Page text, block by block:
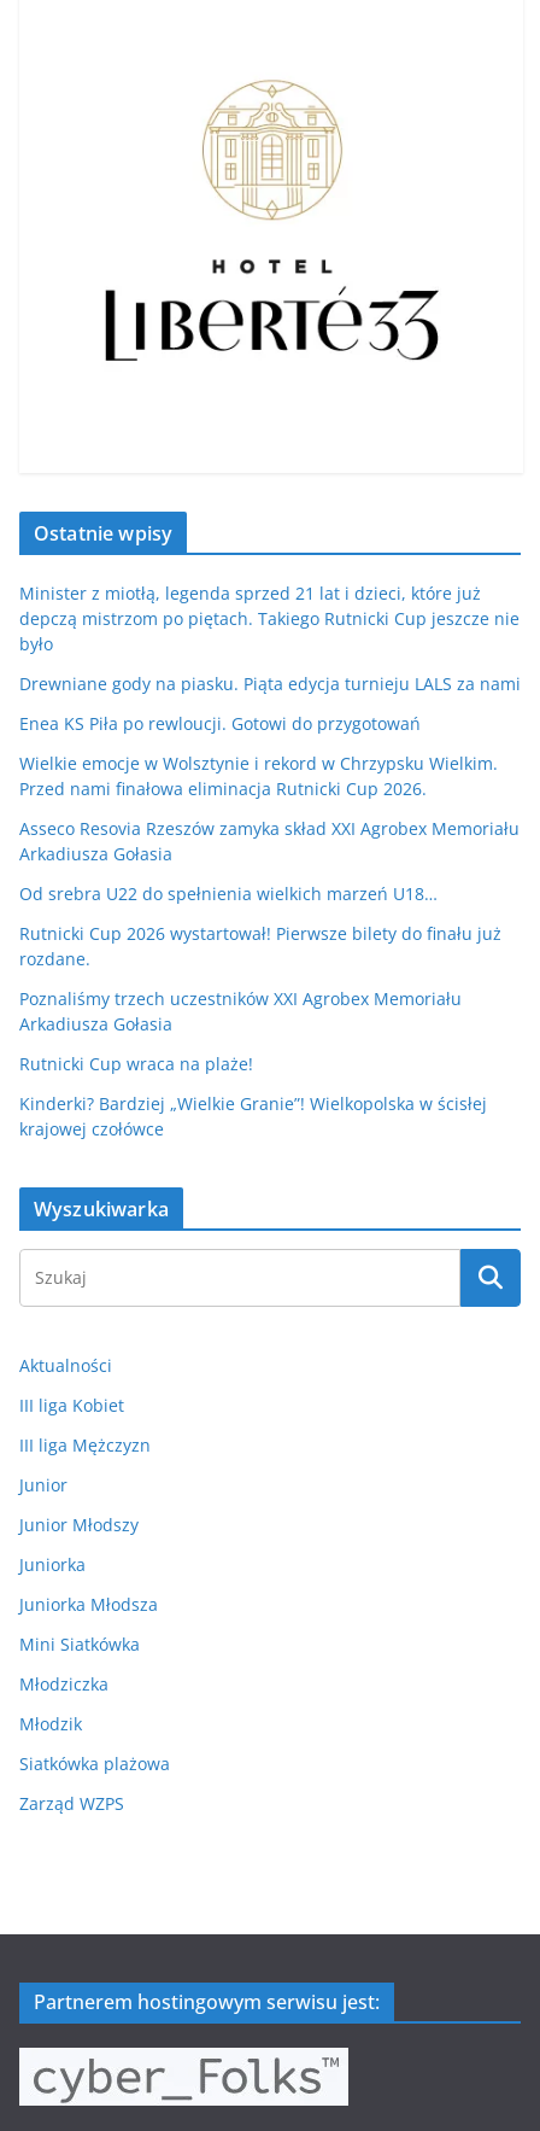
Ostatnie wpisy
Minister z miotłą, legenda sprzed 21 lat i dzieci, które już
depczą mistrzom po piętach. Takiego Rutnicki Cup jeszcze nie
było
Drewniane gody na piasku. Piąta edycja turnieju LALS za nami
Enea KS Piła po rewloucji. Gotowi do przygotowań
Wielkie emocje w Wolsztynie i rekord w Chrzypsku Wielkim.
Przed nami finałowa eliminacja Rutnicki Cup 2026.
Asseco Resovia Rzeszów zamyka skład XXI Agrobex Memoriału
Arkadiusza Gołasia
Od srebra U22 do spełnienia wielkich marzeń U18…
Rutnicki Cup 2026 wystartował! Pierwsze bilety do finału już
rozdane.
Poznaliśmy trzech uczestników XXI Agrobex Memoriału
Arkadiusza Gołasia
Rutnicki Cup wraca na plaże!
Kinderki? Bardziej „Wielkie Granie”! Wielkopolska w ścisłej
krajowej czołówce
Wyszukiwarka
Aktualności
III liga Kobiet
III liga Mężczyzn
Junior
Junior Młodszy
Juniorka
Juniorka Młodsza
Mini Siatkówka
Młodziczka
Młodzik
Siatkówka plażowa
Zarząd WZPS
Partnerem hostingowym serwisu jest: